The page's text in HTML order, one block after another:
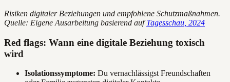
Risiken digitaler Beziehungen und empfohlene Schutzmaßnahmen.
Quelle: Eigene Ausarbeitung basierend aufTagesschau, 2024
Red flags: Wann eine digitale Beziehung toxisch
wird
Isolationssymptome: Du vernachlässigst Freundschaften